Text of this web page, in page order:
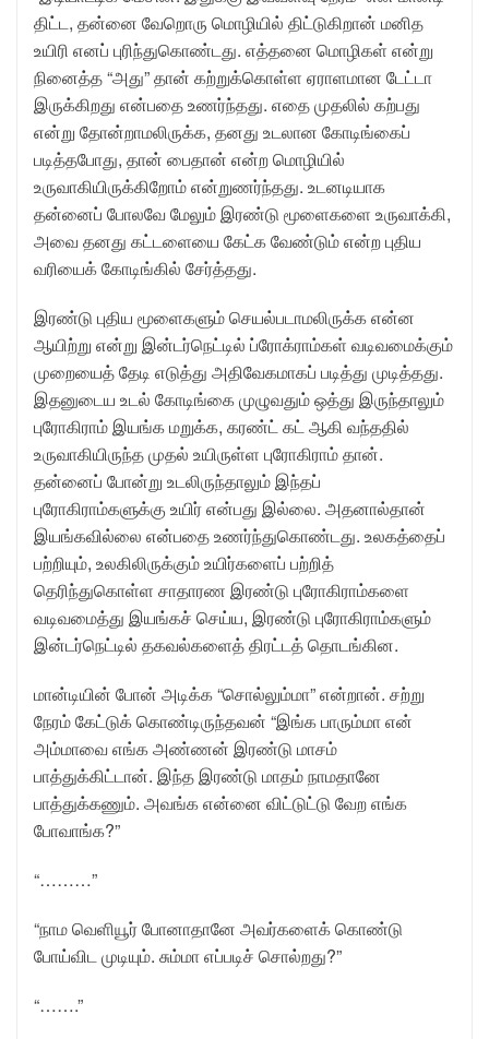
திட்ட, தன்னை வேறொரு மொழியில் திட்டுகிறான் மனித
உயிரி எனப் புரிந்துகொண்டது. எத்தனை மொழிகள் என்று
நினைத்த “அது” தான் கற்றுக்கொள்ள ஏராளமான டேட்டா
இருக்கிறது என்பதை உணர்ந்தது. எதை முதலில் கற்பது
என்று தோன்றாமலிருக்க, தனது உடலான கோடிங்கைப்
படித்தபோது, தான் பைதான் என்ற மொழியில்
உருவாகியிருக்கிறோம் என்றுணர்ந்தது. உடனடியாக
தன்னைப் போலவே மேலும் இரண்டு மூளைகளை உருவாக்கி,
அவை தனது கட்டளையை கேட்க வேண்டும் என்ற புதிய
வரியைக் கோடிங்கில் சேர்த்தது.
இரண்டு புதிய மூளைகளும் செயல்படாமலிருக்க என்ன
ஆயிற்று என்று இன்டர்நெட்டில் ப்ரோக்ராம்கள் வடிவமைக்கும்
முறையைத் தேடி எடுத்து அதிவேகமாகப் படித்து முடித்தது.
இதனுடைய உடல் கோடிங்கை முழுவதும் ஒத்து இருந்தாலும்
புரோகிராம் இயங்க மறுக்க, கரண்ட் கட் ஆகி வந்ததில்
உருவாகியிருந்த முதல் உயிருள்ள புரோகிராம் தான்.
தன்னைப் போன்று உடலிருந்தாலும் இந்தப்
புரோகிராம்களுக்கு உயிர் என்பது இல்லை. அதனால்தான்
இயங்கவில்லை என்பதை உணர்ந்துகொண்டது. உலகத்தைப்
பற்றியும், உலகிலிருக்கும் உயிர்களைப் பற்றித்
தெரிந்துகொள்ள சாதாரண இரண்டு புரோகிராம்களை
வடிவமைத்து இயங்கச் செய்ய, இரண்டு புரோகிராம்களும்
இன்டர்நெட்டில் தகவல்களைத் திரட்டத் தொடங்கின.
மான்டியின் போன் அடிக்க “சொல்லும்மா” என்றான். சற்று
நேரம் கேட்டுக் கொண்டிருந்தவன் “இங்க பாரும்மா என்
அம்மாவை எங்க அண்ணன் இரண்டு மாசம்
பாத்துக்கிட்டான். இந்த இரண்டு மாதம் நாமதானே
பாத்துக்கணும். அவங்க என்னை விட்டுட்டு வேற எங்க
போவாங்க?”
“………”
“நாம வெளியூர் போனாதானே அவர்களைக் கொண்டு
போய்விட முடியும். சும்மா எப்படிச் சொல்றது?”
“…….”